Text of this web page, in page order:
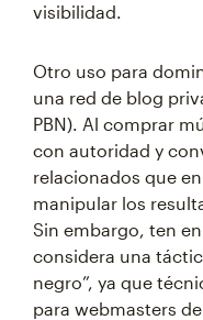
visibilidad.
Otro uso para
una red de blog
PBN). Al comprar
con autoridad y
relacionados que
manipular los
Sin embargo, ten
considera una
negro”, ya que
para webmasters